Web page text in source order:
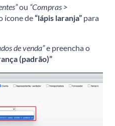
ou “Compras >
ícone de“lápis laranja” para
de venda”e preencha o
(padrão)”